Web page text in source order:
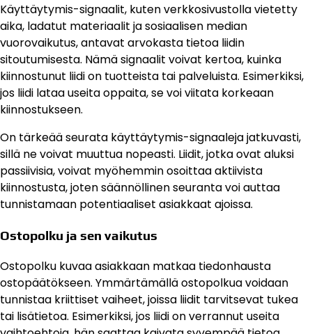
Käyttäytymis-signaalit, kuten verkkosivustolla vietetty
aika, ladatut materiaalit ja sosiaalisen median
vuorovaikutus, antavat arvokasta tietoa liidin
sitoutumisesta. Nämä signaalit voivat kertoa, kuinka
kiinnostunut liidi on tuotteista tai palveluista. Esimerkiksi,
jos liidi lataa useita oppaita, se voi viitata korkeaan
kiinnostukseen.
On tärkeää seurata käyttäytymis-signaaleja jatkuvasti,
sillä ne voivat muuttua nopeasti. Liidit, jotka ovat aluksi
passiivisia, voivat myöhemmin osoittaa aktiivista
kiinnostusta, joten säännöllinen seuranta voi auttaa
tunnistamaan potentiaaliset asiakkaat ajoissa.
Ostopolku ja sen vaikutus
Ostopolku kuvaa asiakkaan matkaa tiedonhausta
ostopäätökseen. Ymmärtämällä ostopolkua voidaan
tunnistaa kriittiset vaiheet, joissa liidit tarvitsevat tukea
tai lisätietoa. Esimerkiksi, jos liidi on verrannut useita